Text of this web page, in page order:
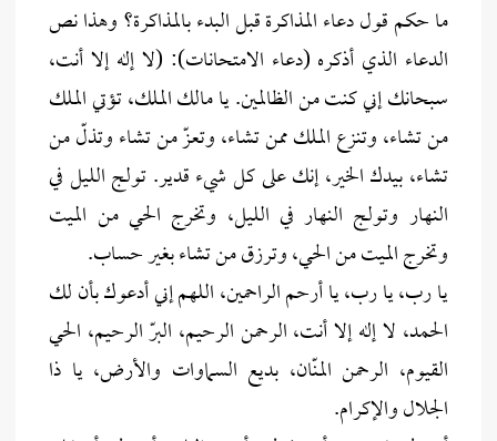
ما حكم قول دعاء المذاكرة قبل البدء بالمذاكرة؟ وهذا نص
الدعاء الذي أذكره (دعاء الامتحانات): (لا إله إلا أنت،
سبحانك إني كنت من الظالمين. يا مالك الملك، تؤتي الملك
من تشاء، وتنزع الملك ممن تشاء، وتعزّ من تشاء وتذلّ من
تشاء، بيدك الخير، إنك على كل شيء قدير. تولج الليل في
النهار وتولج النهار في الليل، وتخرج الحي من الميت
وتخرج الميت من الحي، وترزق من تشاء بغير حساب.
يا رب، يا رب، يا أرحم الراحمين، اللهم إني أدعوك بأن لك
الحمد، لا إله إلا أنت، الرحمن الرحيم، البرّ الرحيم، الحي
القيوم، الرحمن المنّان، بديع السماوات والأرض، يا ذا
الجلال والإكرام.